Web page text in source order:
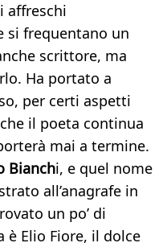
affreschi
si frequentano un
scrittore, ma
Ha portato a
per certi aspetti
il poeta continua
mai a termine.
Bianchi, e quel nome
all’anagrafe in
un po’ di
Elio Fiore, il dolce